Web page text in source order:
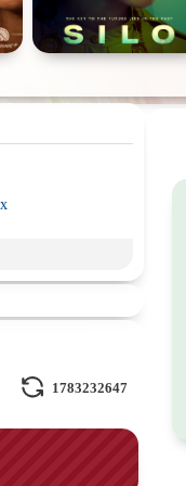
кино
миры
1783232647